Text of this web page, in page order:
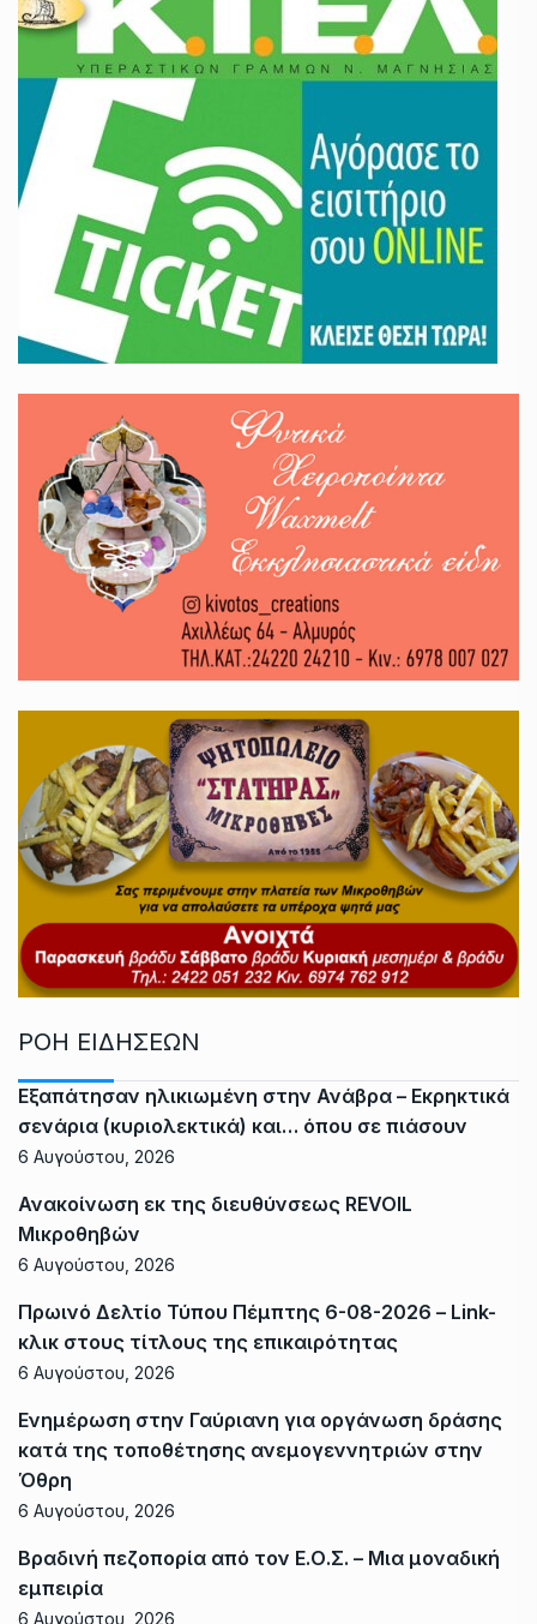
ΡΟΗ ΕΙΔΗΣΕΩΝ
Εξαπάτησαν ηλικιωμένη στην Ανάβρα – Εκρηκτικά
σενάρια (κυριολεκτικά) και… όπου σε πιάσουν
6 Αυγούστου, 2026
Ανακοίνωση εκ της διευθύνσεως REVOIL
Μικροθηβών
6 Αυγούστου, 2026
Πρωινό Δελτίο Τύπου Πέμπτης 6-08-2026 – Link-
κλικ στους τίτλους της επικαιρότητας
6 Αυγούστου, 2026
Ενημέρωση στην Γαύριανη για οργάνωση δράσης
κατά της τοποθέτησης ανεμογεννητριών στην
Όθρη
6 Αυγούστου, 2026
Βραδινή πεζοπορία από τον Ε.Ο.Σ. – Μια μοναδική
εμπειρία
6 Αυγούστου, 2026